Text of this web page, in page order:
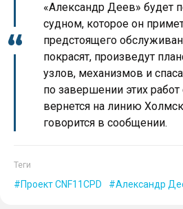
«Александр Деев» будет
судном, которое он
предстоящего
покрасят, произведут
узлов, механизмов и
по завершении этих работ
вернется на линию
говорится в сообщении.
Теги
Проект CNF11CPD Александр